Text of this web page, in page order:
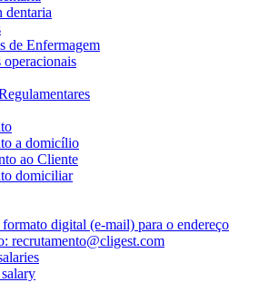
dentaria
de Enfermagem
operacionais
a domicílio
ao Cliente
domiciliar
formato digital (e-mail) para o endereço
recrutamento@cligest.com